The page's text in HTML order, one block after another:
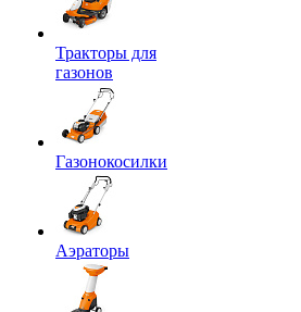
Тракторы для
газонов
Газонокосилки
Аэраторы